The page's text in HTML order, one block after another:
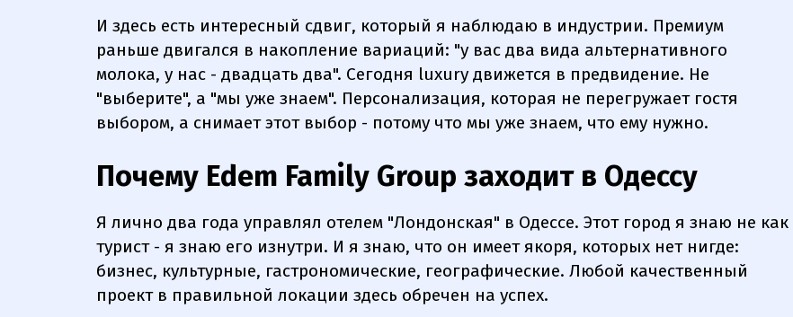
И здесь есть интересный сдвиг, который я наблюдаю в индустрии. Премиум
раньше двигался в накопление вариаций: "у вас два вида альтернативного
молока, у нас - двадцать два". Сегодня luxury движется в предвидение. Не
"выберите", а "мы уже знаем". Персонализация, которая не перегружает гостя
выбором, а снимает этот выбор - потому что мы уже знаем, что ему нужно.
Почему Edem Family Group заходит в Одессу
Я лично два года управлял отелем "Лондонская" в Одессе. Этот город я знаю не как
турист - я знаю его изнутри. И я знаю, что он имеет якоря, которых нет нигде:
бизнес, культурные, гастрономические, географические. Любой качественный
проект в правильной локации здесь обречен на успех.